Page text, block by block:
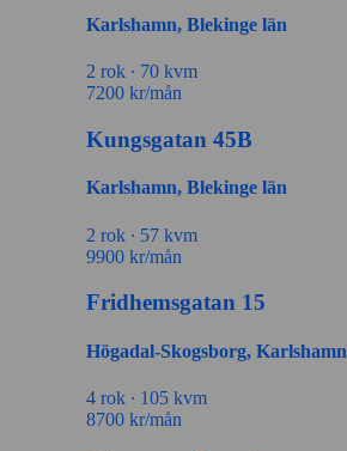
Karlshamn, Blekinge län
2 rok ∙ 70 kvm
7200 kr/mån
Kungsgatan 45B
Karlshamn, Blekinge län
2 rok ∙ 57 kvm
9900 kr/mån
Fridhemsgatan 15
Högadal-Skogsborg, Karlshamn
4 rok ∙ 105 kvm
8700 kr/mån